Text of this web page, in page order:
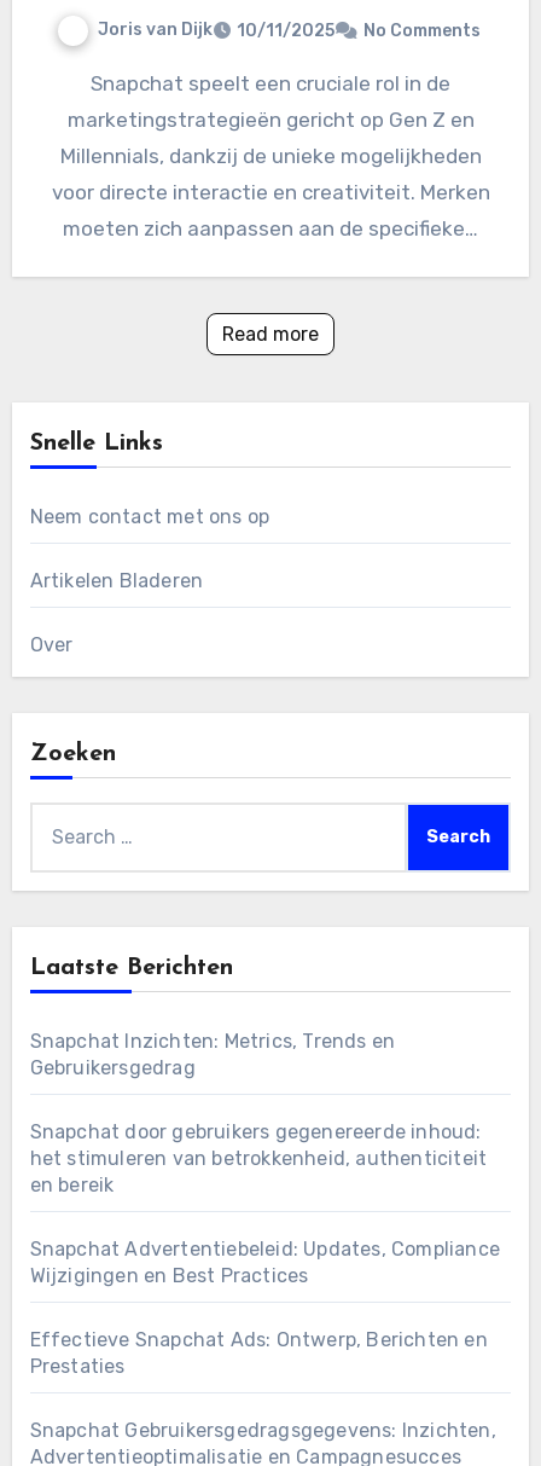
Joris van Dijk 10/11/2025 No Comments
Snapchat speelt een cruciale rol in de
marketingstrategieën gericht op Gen Z en
Millennials, dankzij de unieke mogelijkheden
voor directe interactie en creativiteit. Merken
moeten zich aanpassen aan de specifieke…
Read more
Snelle Links
Neem contact met ons op
Artikelen Bladeren
Over
Zoeken
Laatste Berichten
Snapchat Inzichten: Metrics, Trends en
Gebruikersgedrag
Snapchat door gebruikers gegenereerde inhoud:
het stimuleren van betrokkenheid, authenticiteit
en bereik
Snapchat Advertentiebeleid: Updates, Compliance
Wijzigingen en Best Practices
Effectieve Snapchat Ads: Ontwerp, Berichten en
Prestaties
Snapchat Gebruikersgedragsgegevens: Inzichten,
Advertentieoptimalisatie en Campagnesucces